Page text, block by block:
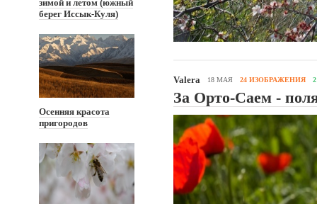
зимой и летом (южный
берег Иссык-Куля)
Осенняя красота
пригородов
Valera 18 МАЯ 24 ИЗОБРАЖЕНИЯ
За Орто-Саем -